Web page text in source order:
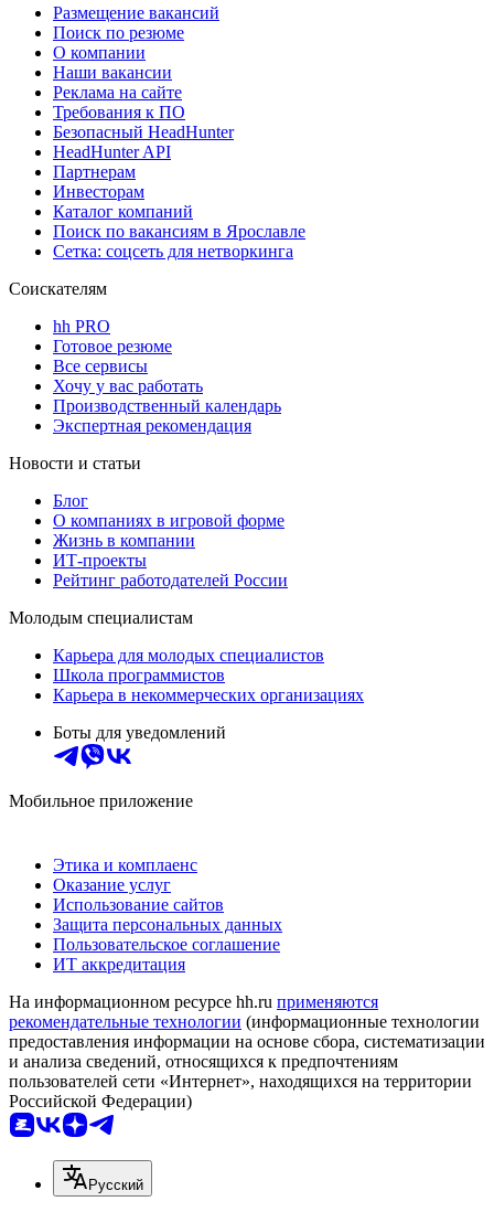
Размещение вакансий
Поиск по резюме
О компании
Наши вакансии
Реклама на сайте
Требования к ПО
Безопасный HeadHunter
HeadHunter API
Партнерам
Инвесторам
Каталог компаний
Поиск по вакансиям в Ярославле
Сетка: соцсеть для нетворкинга
Соискателям
hh PRO
Готовое резюме
Все сервисы
Хочу у вас работать
Производственный календарь
Экспертная рекомендация
Новости и статьи
Блог
О компаниях в игровой форме
Жизнь в компании
ИТ-проекты
Рейтинг работодателей России
Молодым специалистам
Карьера для молодых специалистов
Школа программистов
Карьера в некоммерческих организациях
Боты для уведомлений
Мобильное приложение
Этика и комплаенс
Оказание услуг
Использование сайтов
Защита персональных данных
Пользовательское соглашение
ИТ аккредитация
На информационном ресурсе hh.ru применяются
рекомендательные технологии (информационные технологии
предоставления информации на основе сбора, систематизации
и анализа сведений, относящихся к предпочтениям
пользователей сети «Интернет», находящихся на территории
Российской Федерации)
Русский